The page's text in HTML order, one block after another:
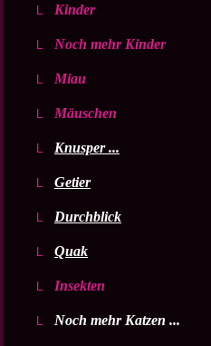
Kinder
Noch mehr Kinder
Miau
Mäuschen
Knusper ...
Getier
Durchblick
Quak
Insekten
Noch mehr Katzen ...